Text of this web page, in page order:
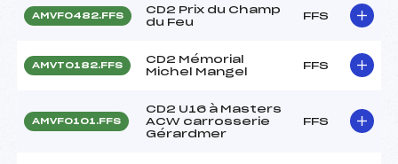
AMVF0482.FFS
CD2 Prix du Champ
du Feu
FFS
AMVT0182.FFS
CD2 Mémorial
Michel Mangel
FFS
AMVF0101.FFS
CD2 U16 à Masters
ACW carrosserie
Gérardmer
FFS